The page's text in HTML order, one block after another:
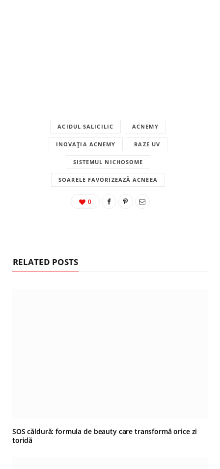
ACIDUL SALICILIC ACNEMY
INOVAȚIA ACNEMY RAZE UV
SISTEMUL NICHOSOME
SOARELE FAVORIZEAZĂ ACNEEA
0
RELATED POSTS
SOS căldură: formula de beauty care transformă orice zi
toridă